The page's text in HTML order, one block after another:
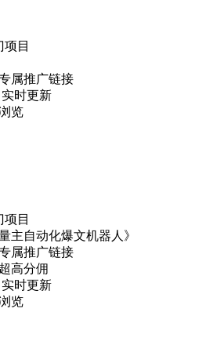
项目
属推广链接
时更新
览
项目
主自动化爆文机器人》
属推广链接
高分佣
时更新
览